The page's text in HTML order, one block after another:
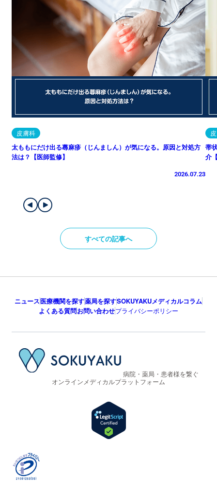
皮膚科
太ももにだけ出る蕁麻疹（じんましん）が気になる。原因と対処方
法は？【医師監修】
2026.07.23
帯
介
すべての記事へ
ニュース医療機関を探す薬局を探すSOKUYAKUメディカルコラム
よくある質問お問い合わせプライバシーポリシー
病院・薬局・患者様を繋ぐ
オンラインメディカルプラットフォーム